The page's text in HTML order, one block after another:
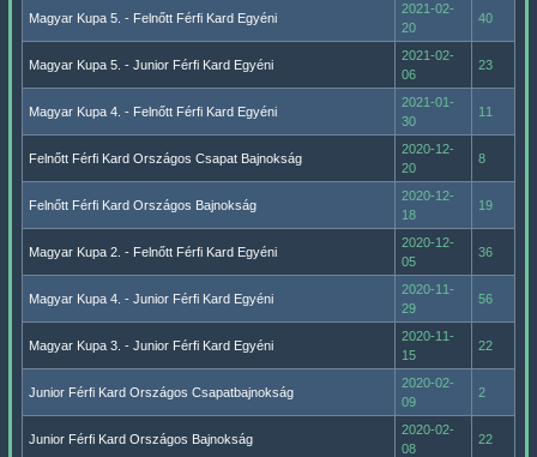
Magyar Kupa 5. - Felnőtt Férfi Kard Egyéni
2021-02-
20
40
Magyar Kupa 5. - Junior Férfi Kard Egyéni
2021-02-
06
23
Magyar Kupa 4. - Felnőtt Férfi Kard Egyéni
2021-01-
30
11
Felnőtt Férfi Kard Országos Csapat Bajnokság
2020-12-
20
8
Felnőtt Férfi Kard Országos Bajnokság
2020-12-
18
19
Magyar Kupa 2. - Felnőtt Férfi Kard Egyéni
2020-12-
05
36
Magyar Kupa 4. - Junior Férfi Kard Egyéni
2020-11-
29
56
Magyar Kupa 3. - Junior Férfi Kard Egyéni
2020-11-
15
22
Junior Férfi Kard Országos Csapatbajnokság
2020-02-
09
2
Junior Férfi Kard Országos Bajnokság
2020-02-
08
22